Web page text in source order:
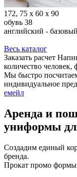
172, 75 х 60 х 90
обувь 38
английский - базовый
Весь каталог
Заказать расчет
количество
Мы быстро
индивидуальное
емейл
Аренда и
униформы
Создадим единый
бренда.
Прокат промо формы